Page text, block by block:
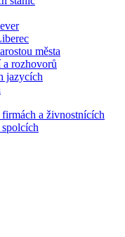
města
rozhovorů
jazycích
a živnostnících